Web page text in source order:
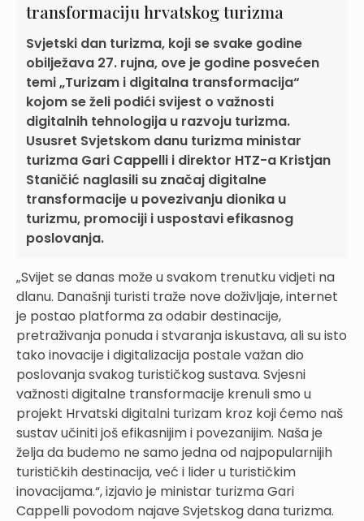
transformaciju hrvatskog turizma
Svjetski dan turizma, koji se svake godine
obilježava 27. rujna, ove je godine posvećen
temi „Turizam i digitalna transformacija“
kojom se želi podići svijest o važnosti
digitalnih tehnologija u razvoju turizma.
Ususret Svjetskom danu turizma ministar
turizma Gari Cappelli i direktor HTZ-a Kristjan
Staničić naglasili su značaj digitalne
transformacije u povezivanju dionika u
turizmu, promociji i uspostavi efikasnog
poslovanja.
„Svijet se danas može u svakom trenutku vidjeti na
dlanu. Današnji turisti traže nove doživljaje, internet
je postao platforma za odabir destinacije,
pretraživanja ponuda i stvaranja iskustava, ali su isto
tako inovacije i digitalizacija postale važan dio
poslovanja svakog turističkog sustava. Svjesni
važnosti digitalne transformacije krenuli smo u
projekt Hrvatski digitalni turizam kroz koji ćemo naš
sustav učiniti još efikasnijim i povezanijim. Naša je
želja da budemo ne samo jedna od najpopularnijih
turističkih destinacija, već i lider u turističkim
inovacijama.“, izjavio je ministar turizma Gari
Cappelli povodom najave Svjetskog dana turizma.